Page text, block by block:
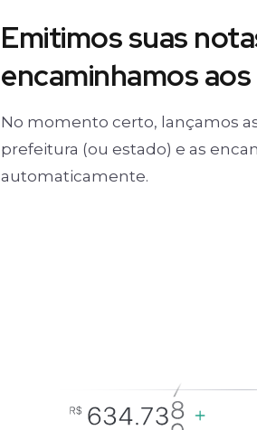
Emitimos suas
encaminhamos
No momento certo, lançamos
prefeitura (ou estado) e as
automaticamente.